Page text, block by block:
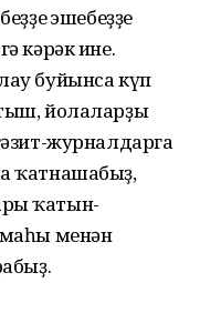
эшебеҙҙе
кәрәк ине.
буйынса күп
йолаларҙы
журналдарга
ҡатнашабыҙ,
ҡатын-
менән